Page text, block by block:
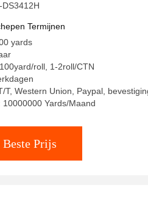
Termijnen
yards
roll, 1-2roll/CTN
T, Western Union, Paypal,
Yards/Maand
Prijs